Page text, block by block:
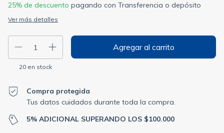
25% de descuento pagando con Transferencia o depósito
Ver más detalles
20 en stock
Compra protegida
Tus datos cuidados durante toda la compra.
5% ADICIONAL SUPERANDO LOS $100.000